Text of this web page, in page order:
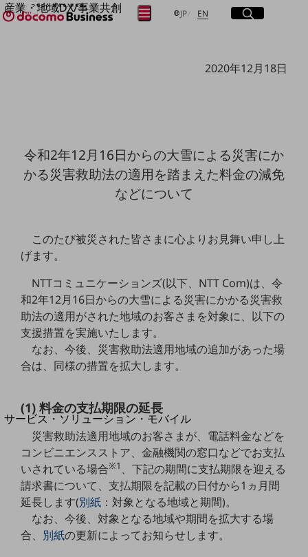
産業・地域DX/事業共創
OPEN HUB for Plural Futures
産業・地域DXプラットフォーマーとして
企業と地域が持続成長する社会を目指します
Smart Mobility
Smart Worksite
生成AI(Generative AI)
地域の取り組み
地域社会を支える皆さまと地域課題の解決や
地域経済のさらなる活性化に取り組みます
自治体・地域社会との共創
LGPF(Local Government Platform)
サービス・ソリューション・モバイル
サービス・ソリューションTOP
DXに関する課題を解決する
サービス・ソリューションをご紹介
カテゴリーで探す
カテゴリーで探すTOP
ネットワーク・モバイル
JP日本語
EN Englishサイト内検索
開く
メニュー
開く
取り組みを検索
2020年12月18日
令和2年12月16日からの大雪による災害にか
かる災害救助法の適用を踏まえた料金の減免
などについて
このたび被災された皆さまに心よりお見舞い申し上
げます。
NTTコミュニケーションズ(以下、NTT Com)は、令
和2年12月16日からの大雪による災害にかかる災害救
助法の適用がされた地域のお客さまを対象に、以下の
支援措置を実施いたします。
なお、今後、災害救助法適用地域の追加があった場
合は、同様の措置を拡大します。
(1) 料金の支払期限の延長
災害救助法適用地域のお客さまが、電話料金などを
コンビニエンスストア、金融機関の窓口などでお支払
いされている場合※1 、下記の期間に支払期限を迎える
請求書について、支払期限を記載の日付から1ヵ月間
延長します(別紙 ：対象となる地域と期間)。
なお、今後、対象となる地域や期間を拡大する場
合、 別紙の更新によってお知らせします。